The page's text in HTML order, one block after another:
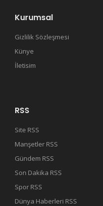
Kurumsal
Gizlilik Sözleşmesi
Künye
İletisim
RSS
Site RSS
Manşetler RSS
Gündem RSS
Son Dakika RSS
Spor RSS
Dünya Haberleri RSS